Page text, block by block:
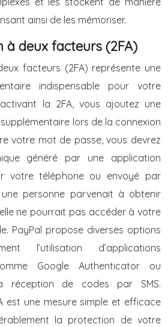
ainsi de les mémoriser.
deux facteurs (2FA)
facteurs (2FA) représente une
indispensable pour votre
la 2FA, vous ajoutez une
lors de la connexion
votre mot de passe, vous devrez
généré par une application
votre téléphone ou envoyé par
une personne parvenait à obtenir
ne pourrait pas accéder à votre
PayPal propose diverses options
l’utilisation d’applications
Google Authenticator ou
réception de codes par SMS.
est une mesure simple et efficace
la protection de votre